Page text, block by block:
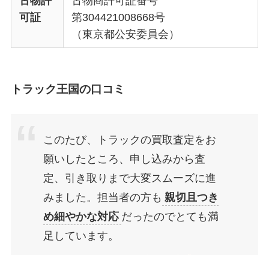
可証
第304421008668号
（東京都公安委員会）
トラック王国の口コミ
このたび、トラックの買取査定をお
願いしたところ、申し込みから査
定、引き取りまで大変スムーズに進
みました。担当者の方も 親切且つき
め細やかな対応 だったのでとても満
足しています。